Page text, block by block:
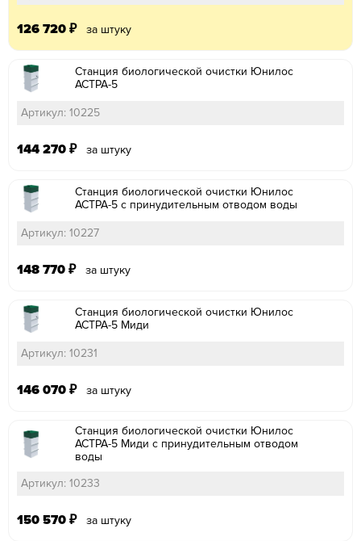
126 720 ₽ за штуку
Станция биологической очистки Юнилос
АСТРА-5
Артикул: 10225
144 270 ₽ за штуку
Станция биологической очистки Юнилос
АСТРА-5 с принудительным отводом воды
Артикул: 10227
148 770 ₽ за штуку
Станция биологической очистки Юнилос
АСТРА-5 Миди
Артикул: 10231
146 070 ₽ за штуку
Станция биологической очистки Юнилос
АСТРА-5 Миди с принудительным отводом
воды
Артикул: 10233
150 570 ₽ за штуку